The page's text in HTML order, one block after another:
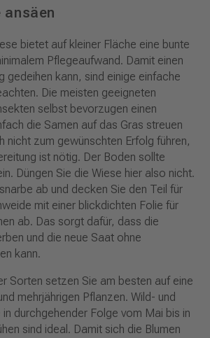
ansäen
bietet auf kleiner Fläche eine bunte
Pflegeaufwand. Damit einen
gedeihen kann, sind einige einfache
Die meisten geeigneten
selbst bevorzugen einen
die Samen auf das Gras streuen
nicht zum gewünschten Erfolg führen,
ist nötig. Der Boden sollte
Düngen Sie die Wiese hier also nicht.
ab und decken Sie den Teil für
mit einer blickdichten Folie für
ab. Das sorgt dafür, dass die
und die neue Saat ohne
kann.
Sorten setzen Sie am besten auf eine
mehrjährigen Pflanzen. Wild- und
durchgehender Folge vom Mai bis in
sind ideal. Damit sich die Blumen